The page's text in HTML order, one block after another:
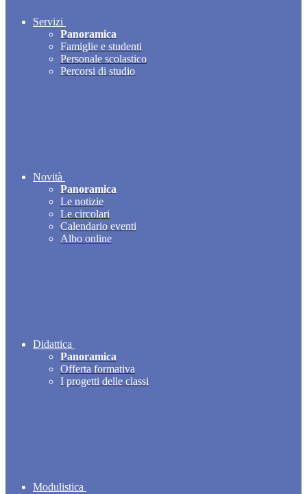
Servizi
Panoramica
Famiglie e studenti
Personale scolastico
Percorsi di studio
Novità
Panoramica
Le notizie
Le circolari
Calendario eventi
Albo online
Didattica
Panoramica
Offerta formativa
I progetti delle classi
Modulistica